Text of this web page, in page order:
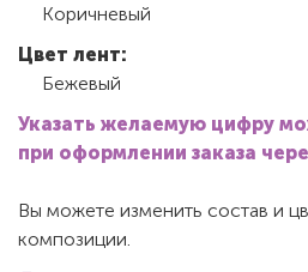
Коричневый
Цвет лент:
Бежевый
Указать желаемую цифру
при оформлении заказа
Вы можете изменить состав и
композиции.